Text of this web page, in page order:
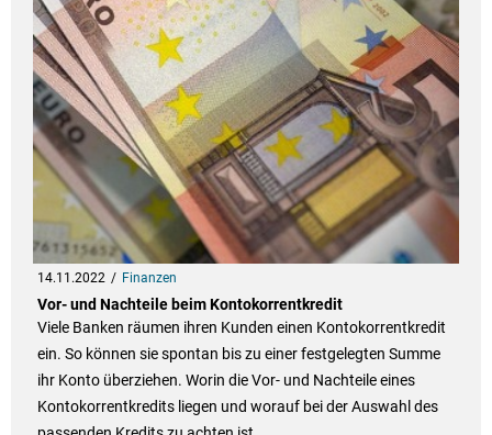
14.11.2022 Finanzen
Vor- und Nachteile beim Kontokorrentkredit
Viele Banken räumen ihren Kunden einen Kontokorrentkredit
ein. So können sie spontan bis zu einer festgelegten Summe
ihr Konto überziehen. Worin die Vor- und Nachteile eines
Kontokorrentkredits liegen und worauf bei der Auswahl des